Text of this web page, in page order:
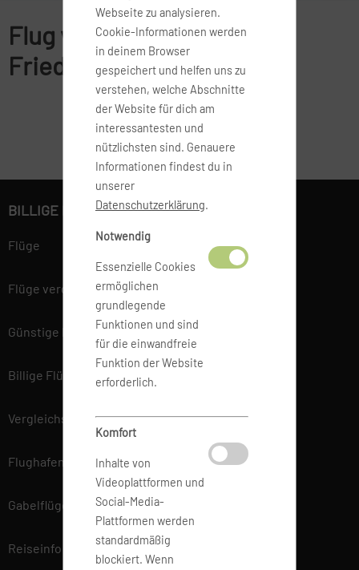
Flug von Düsseldorf nach
Friedrichshafen
Webseite zu analysieren.
Cookie-Informationen werden
in deinem Browser
gespeichert und helfen uns zu
verstehen, welche Abschnitte
der Website für dich am
interessantesten und
nützlichsten sind. Genauere
Informationen findest du in
unserer
Datenschutzerklärung.
Notwendig
Essenzielle Cookies
ermöglichen
grundlegende
Funktionen und sind
für die einwandfreie
Funktion der Website
erforderlich.
Komfort
Inhalte von
Videoplattformen und
Social-Media-
Plattformen werden
standardmäßig
blockiert. Wenn
BILLIGE FLÜGE BUCHEN
Flüge
Flüge vergleichen
Günstige Flüge
Billige Flüge
Vergleichsportal
Flughafen Informationen
Gabelflüge
Reiseinfo